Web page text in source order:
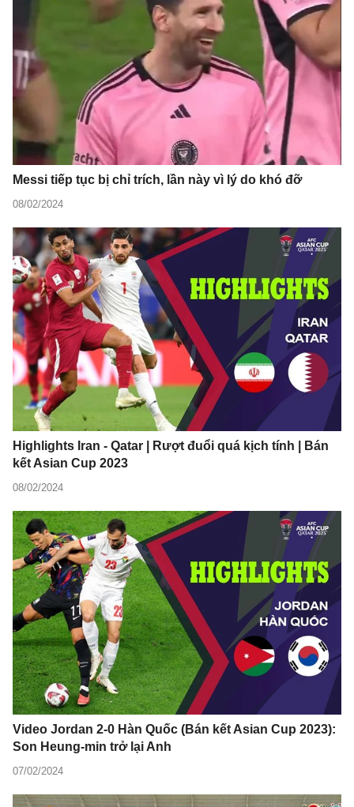
Messi tiếp tục bị chỉ trích, lần này vì lý do khó đỡ
08/02/2024
Highlights Iran - Qatar | Rượt đuổi quá kịch tính | Bán
kết Asian Cup 2023
08/02/2024
Video Jordan 2-0 Hàn Quốc (Bán kết Asian Cup 2023):
Son Heung-min trở lại Anh
07/02/2024